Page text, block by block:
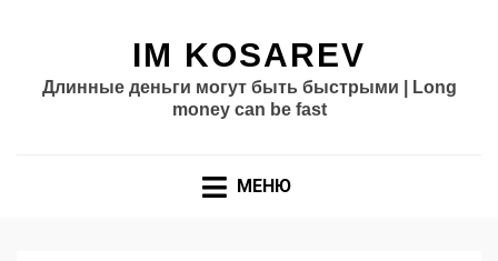
IM KOSAREV
Длинные деньги могут быть быстрыми | Long
money can be fast
МЕНЮ